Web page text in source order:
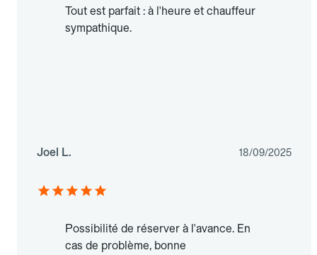
Tout est parfait : à l'heure et chauffeur
sympathique.
Joel L. 18/09/2025
Possibilité de réserver à l'avance. En
cas de problème, bonne